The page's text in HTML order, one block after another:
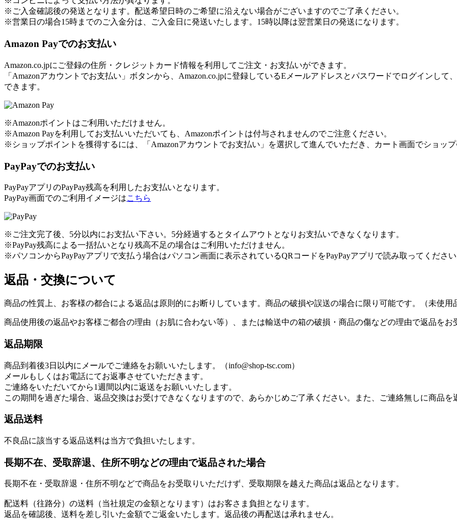
※ご入金確認後の発送となります。配送希望日時のご希望に沿えない場合がございますのでご了承ください。
※営業日の場合15時までのご入金分は、ご入金日に発送いたします。15時以降は翌営業日の発送になります。
Amazon Payでのお支払い
Amazon.co.jpにご登録の住所・クレジットカード情報を利用してご注文・お支払いができます。
「Amazonアカウントでお支払い」ボタンから、Amazon.co.jpに登録しているEメールアドレスとパスワードでログインし
できます。
※Amazonポイントはご利用いただけません。
※Amazon Payを利用してお支払いいただいても、Amazonポイントは付与されませんのでご注意ください。
※ショップポイントを獲得するには、「Amazonアカウントでお支払い」を選択して進んでいただき、カート画面でショッ
PayPayでのお支払い
PayPayアプリのPayPay残高を利用したお支払いとなります。
PayPay画面でのご利用イメージはこちら
※ご注文完了後、5分以内にお支払い下さい。5分経過するとタイムアウトとなりお支払いできなくなります。
※PayPay残高による一括払いとなり残高不足の場合はご利用いただけません。
※パソコンからPayPayアプリで支払う場合はパソコン画面に表示されているQRコードをPayPayアプリで読み取ってください
返品・交換について
商品の性質上、お客様の都合による返品は原則的にお断りしています。商品の破損や誤送の場合に限り可能です。（未使用
商品使用後の返品やお客様ご都合の理由（お肌に合わない等）、または輸送中の箱の破損・商品の傷などの理由で返品をお
返品期限
商品到着後3日以内にメールでご連絡をお願いいたします。（info@shop-tsc.com）
メールもしくはお電話にてお返事させていただきます。
ご連絡をいただいてから1週間以内に返送をお願いいたします。
この期間を過ぎた場合、返品交換はお受けできなくなりますので、あらかじめご了承ください。また、ご連絡無しに商品を
返品送料
不良品に該当する返品送料は当方で負担いたします。
長期不在、受取辞退、住所不明などの理由で返品された場合
長期不在・受取辞退・住所不明などで商品をお受取りいただけず、受取期限を越えた商品は返品となります。
配送料（往路分）の送料（当社規定の金額となります）はお客さま負担となります。
返品を確認後、送料を差し引いた金額でご返金いたします。返品後の再配送は承れません。